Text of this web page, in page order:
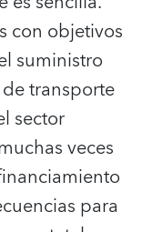
con objetivos
suministro
transporte
sector
veces
para